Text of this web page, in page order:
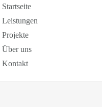
Startseite
Leistungen
Projekte
Über uns
Kontakt